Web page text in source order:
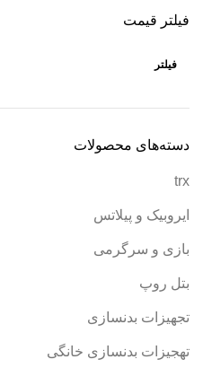
فیلتر قیمت
فیلتر
دسته‌های محصولات
trx
ایروبیک و پیلاتس
بازی و سرگرمی
بتل روپ
تجهیزات بدنسازی
تهجیزات بدنسازی خانگی